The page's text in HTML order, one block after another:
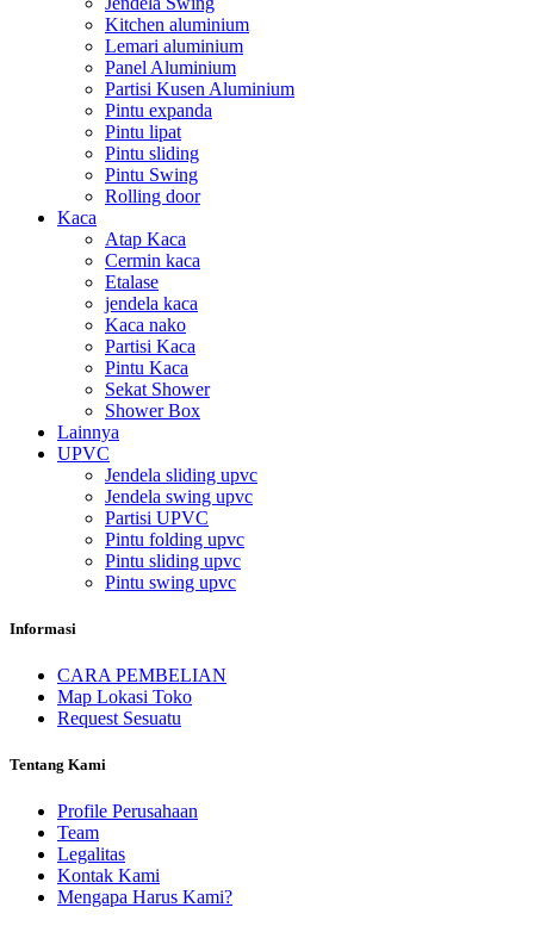
Kitchen aluminium
Lemari aluminium
Panel Aluminium
Partisi Kusen Aluminium
Pintu expanda
Pintu lipat
Pintu sliding
Pintu Swing
Rolling door
Kaca
Atap Kaca
Cermin kaca
Etalase
jendela kaca
Kaca nako
Partisi Kaca
Pintu Kaca
Sekat Shower
Shower Box
Lainnya
UPVC
Jendela sliding upvc
Jendela swing upvc
Partisi UPVC
Pintu folding upvc
Pintu sliding upvc
Pintu swing upvc
Informasi
CARA PEMBELIAN
Map Lokasi Toko
Request Sesuatu
Tentang Kami
Profile Perusahaan
Team
Legalitas
Kontak Kami
Mengapa Harus Kami?